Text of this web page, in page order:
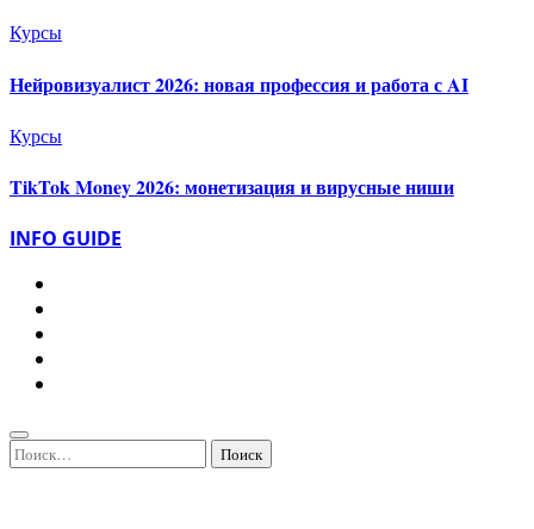
Курсы
Нейровизуалист 2026: новая профессия и работа с AI
Курсы
TikTok Money 2026: монетизация и вирусные ниши
INFO GUIDE
Найти: